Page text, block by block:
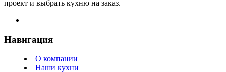
проект и выбрать кухню на заказ.
Навигация
О компании
Наши кухни